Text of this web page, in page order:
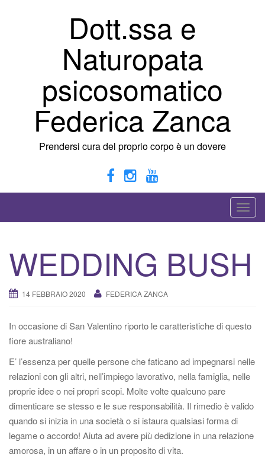
Dott.ssa e
Naturopata
psicosomatico
Federica Zanca
Prendersi cura del proprio corpo è un dovere
A
t
v
i
a
t
i
a
WEDDING BUSH
14 FEBBRAIO 2020 FEDERICA ZANCA
In occasione di San Valentino riporto le caratteristiche di questo
fiore australiano!
E’ l’essenza per quelle persone che faticano ad impegnarsi nelle
relazioni con gli altri, nell’impiego lavorativo, nella famiglia, nelle
proprie idee o nei propri scopi. Molte volte qualcuno pare
dimenticare se stesso e le sue responsabilità. Il rimedio è valido
quando si inizia in una società o si istaura qualsiasi forma di
legame o accordo! Aiuta ad avere più dedizione in una relazione
amorosa, in un affare o in un proposito di vita.